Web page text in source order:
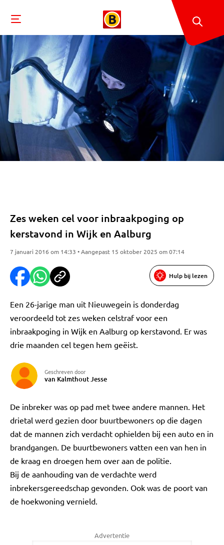
Zes weken cel voor inbraakpoging op
kerstavond in Wijk en Aalburg
7 januari 2016 om 14:33 • Aangepast 15 oktober 2025 om 07:14
Hulp bij lezen
Een 26-jarige man uit Nieuwegein is donderdag
veroordeeld tot zes weken celstraf voor een
inbraakpoging in Wijk en Aalburg op kerstavond. Er was
drie maanden cel tegen hem geëist.
Geschreven door
van Kalmthout Jesse
De inbreker was op pad met twee andere mannen. Het
drietal werd gezien door buurtbewoners op die dagen
dat de mannen zich verdacht ophielden bij een auto en in
brandgangen. De buurtbewoners vatten een van hen in
de kraag en droegen hem over aan de politie.
Bij de aanhouding van de verdachte werd
inbrekersgereedschap gevonden. Ook was de poort van
de hoekwoning vernield.
Advertentie